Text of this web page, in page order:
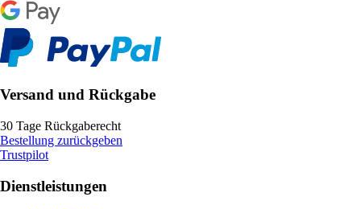
Versand und Rückgabe
30 Tage Rückgaberecht
Bestellung zurückgeben
Trustpilot
Dienstleistungen